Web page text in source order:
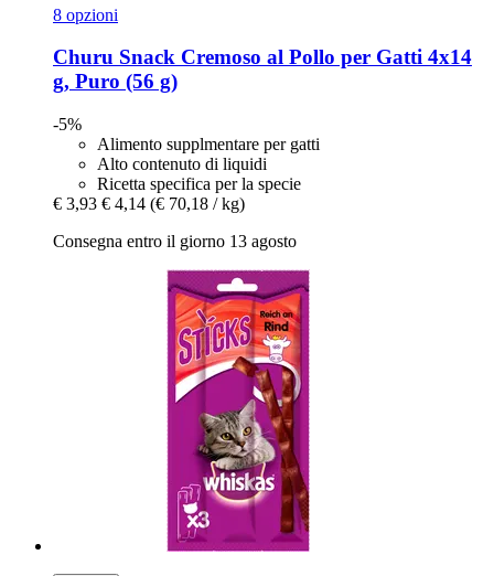
8 opzioni
Churu Snack Cremoso al Pollo per Gatti 4x14
g, Puro (56 g)
-5%
Alimento supplmentare per gatti
Alto contenuto di liquidi
Ricetta specifica per la specie
€ 3,93 € 4,14 (€ 70,18 / kg)
Consegna entro il giorno 13 agosto